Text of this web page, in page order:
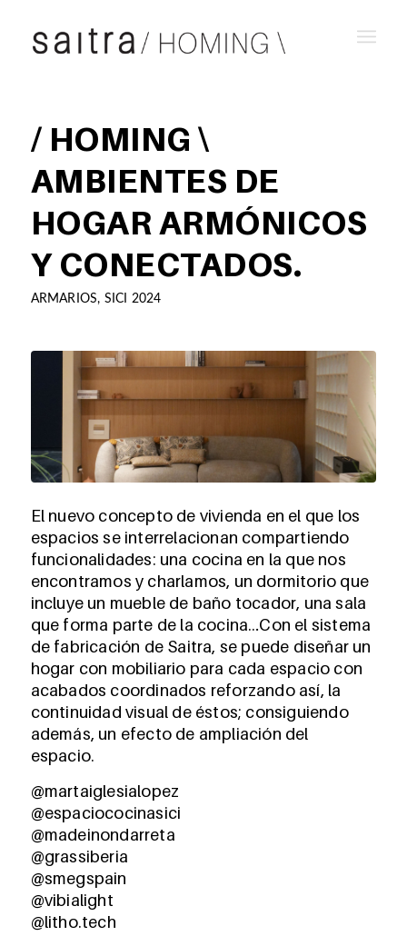
/ HOMING \
AMBIENTES DE
HOGAR ARMÓNICOS
Y CONECTADOS.
ARMARIOS, SICI 2024
El nuevo concepto de vivienda en el que los
espacios se interrelacionan compartiendo
funcionalidades: una cocina en la que nos
encontramos y charlamos, un dormitorio que
incluye un mueble de baño tocador, una sala
que forma parte de la cocina…Con el sistema
de fabricación de Saitra, se puede diseñar un
hogar con mobiliario para cada espacio con
acabados coordinados reforzando así, la
continuidad visual de éstos; consiguiendo
además, un efecto de ampliación del
espacio.
@martaiglesialopez
@espaciococinasici
@madeinondarreta
@grassiberia
@smegspain
@vibialight
@litho.tech